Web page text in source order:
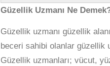
Güzellik Uzmanı Ne
Güzellik uzmanı güzellik
beceri sahibi olanlar güzellik
Güzellik uzmanları; vücut,